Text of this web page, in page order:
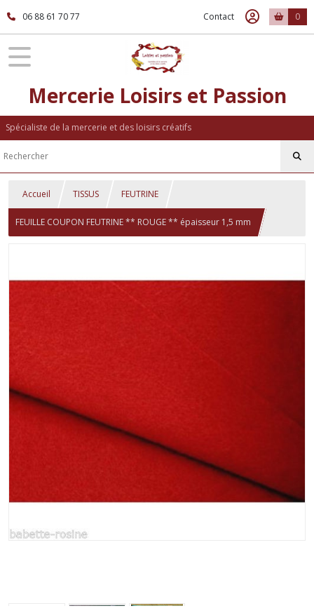
06 88 61 70 77 Contact 0
Mercerie Loisirs et Passion
Spécialiste de la mercerie et des loisirs créatifs
Accueil TISSUS FEUTRINE
FEUILLE COUPON FEUTRINE ** ROUGE ** épaisseur 1,5 mm